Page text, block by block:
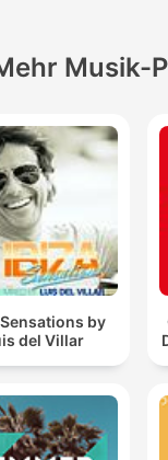
Musik-
by
del Villar